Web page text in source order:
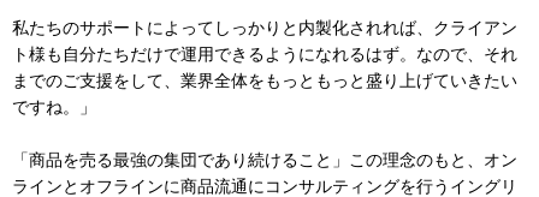
私たちのサポートによってしっかりと内製化されれば、クライアン
ト様も自分たちだけで運用できるようになれるはず。なので、それ
までのご支援をして、業界全体をもっともっと盛り上げていきたい
ですね。」
「商品を売る最強の集団であり続けること」この理念のもと、オン
ラインとオフラインに商品流通にコンサルティングを行うイングリ